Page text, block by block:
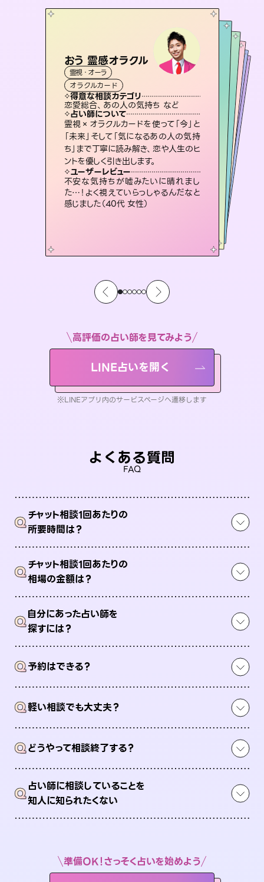
おう 霊感オラクル
霊視・オーラ
オラクルカード
得意な相談カテゴリ
恋愛総合、あの人の気持ち など
占い師について
霊視×オラクルカードを使って「今」と
「未来」そして「気になるあの人の気持
ち」まで丁寧に読み解き、恋や人生のヒ
ントを優しく引き出します。
ユーザーレビュー
不安な気持ちが嘘みたいに晴れまし
た…！よく視えていらっしゃるんだなと
感じました（40代 女性）
彗望（すいぼう）
霊視・オーラ
スピリチュアル・リーディング
得意な相談カテゴリ
片想い、あの人の気持ち、復縁 など
占い師について
3,700年以上の歴史を持つ東洋最古の
占術「易占」で詳細まで占い、幸せへ向
かう道筋を示します。厳しい結果にも具
体的な対策をお伝えします。
ユーザーレビュー
複雑な背景もしっかり聞いて鑑定して
いただけました。気持ちが楽になりまし
た（50代 女性）
セラピスト理恵
霊視・オーラ
スピリチュアル・リーディング
得意な相談カテゴリ
片想い、二人の未来、年の差 など
占い師について
連絡再開、復縁、成就などの報告実績
多数。セラピストとして2万超の施術経
験があるからこそできる鑑定で、より良
い未来をサポートします。
ユーザーレビュー
とても心温まる鑑定でした。しかもこち
らは何も言っていないのに視えていらっ
しゃるんだなと驚きです（30代女性）
とうげんみう
霊視・オーラ
スピリチュアル・リーディング
得意な相談カテゴリ
片想い、あの人の気持ち、復縁 など
占い師について
恋愛のお悩みの中でも特に「曖昧な関係」の相談を得意としており、友達以上恋人未満なお相手との今後や本音を丁寧に読み解き恋愛成就へと導きます。
ユーザーレビュー
鑑定していただいてアドバイス通りに行
動すると仲が復活してきました。ありが
とうございました（40代 女性）
未来視師＊花
スピリチュアル・リーディング
得意な相談カテゴリ
出逢い、片想い、復縁 など
占い師について
未来には何パターンもの選択肢があり
ます。不安で視えにくくなっているあな
たの素敵な未来を見つけ、その未来を
選択できるようアドバイスします。
ユーザーレビュー
職場の人の性質や人間関係、本心など
本当によく視えていてびっくり。対策が
打てて前向きになれます（40代）
西洋占星術 タロット
ルーン
得意な相談カテゴリ
恋愛総合、片想い、二人の未来 など
占い師について
復縁、恋愛、不倫の行方、同性愛や片
思い、仕事関係や借金問題まで知りた
いことや心の負担になっていることを
紐解き、背中をそっと押して導きます。
ユーザーレビュー
安心感のあり、言い切ってくれる所や濁
さない鑑定のおかげで、毎回自分の気
持ちを整えられます（30代 男性）
高評価の占い師を見てみよう
LINE占いを開く
※LINEアプリ内のサービスページへ遷移します
よくある質問
FAQ
Qチャット相談1回あたりの
所要時間は？
Qチャット相談1回あたりの
相場の金額は？
Q自分にあった占い師を
探すには？
Q予約はできる？
Q軽い相談でも大丈夫？
Qどうやって相談終了する？
Q占い師に相談していることを
知人に知られたくない
準備OK！さっそく占いを始めよう